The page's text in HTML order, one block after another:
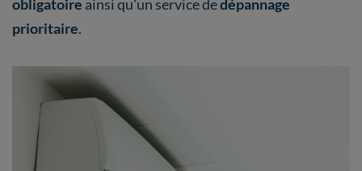
obligatoire ainsi qu'un service dedépannage
prioritaire.